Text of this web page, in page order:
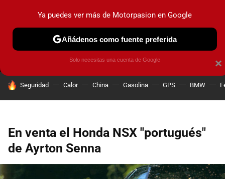
MENÚ NUEVO
COCHES ELÉCTRICOS OBSERVATORIO
HOY SE HABLA DE
Seguridad Calor China Gasolina GPS BMW
En venta el Honda NSX "portugués"
de Ayrton Senna
×
Ya puedes ver más de Motorpasion en Google
Añádenos como fuente preferida
Solo necesitas una cuenta de Google